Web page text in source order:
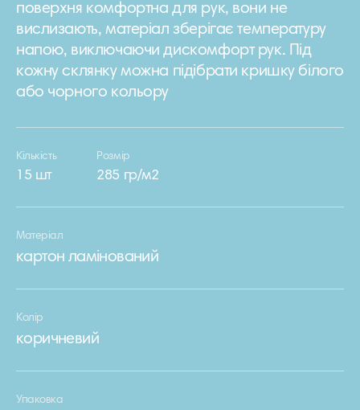
поверхня комфортна для рук, вони не
вислизають, матеріал зберігає температуру
напою, виключаючи дискомфорт рук. Під
кожну склянку можна підібрати кришку білого
або чорного кольору
Кількість
15 шт
Розмір
285 гр/м2
Матеріал
картон ламінований
Колір
коричневий
Упаковка